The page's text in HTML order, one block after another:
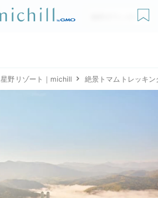
無料ダウンロード
星野リゾート｜michill 絶景トマムトレッキン